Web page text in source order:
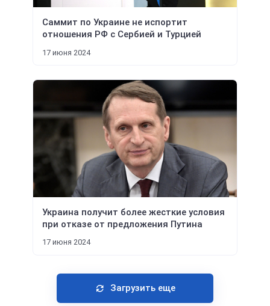
Саммит по Украине не испортит
отношения РФ с Сербией и Турцией
17 июня 2024
Украина получит более жесткие условия
при отказе от предложения Путина
17 июня 2024
Загрузить еще